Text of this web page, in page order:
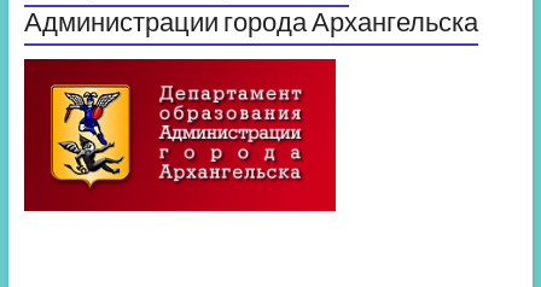
Администрации города Архангельска